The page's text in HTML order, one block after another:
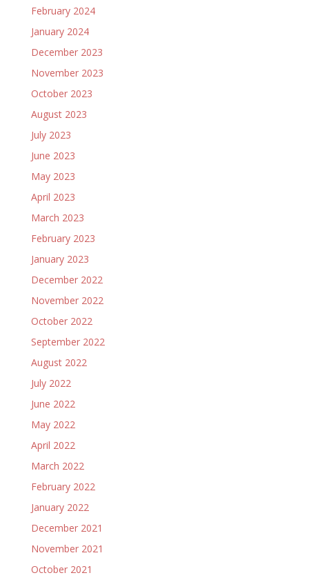
February 2024
January 2024
December 2023
November 2023
October 2023
August 2023
July 2023
June 2023
May 2023
April 2023
March 2023
February 2023
January 2023
December 2022
November 2022
October 2022
September 2022
August 2022
July 2022
June 2022
May 2022
April 2022
March 2022
February 2022
January 2022
December 2021
November 2021
October 2021